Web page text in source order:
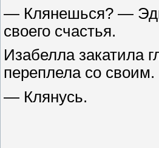
— Клянешься? —
своего счастья.
Изабелла закатила
переплела со своим.
— Клянусь.